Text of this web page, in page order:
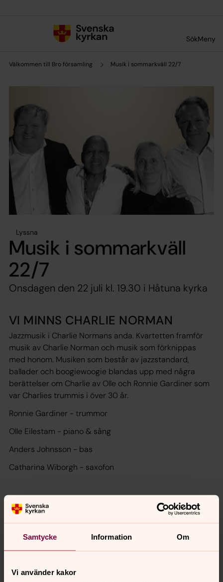
Samtycke Information Om
Vi använder kakor
SökMeny
Välkommen till Bro församling Musik i sommarkväll 22/7
Lyssna
Musik i sommarkväll
22/7
Onsdagen den 22 juli kl. 19.30 i Håtuna kyrka
VI MINNS CHARLIE NORMAN
Jazzmusik i Charlie Normans anda. Kvartetten framför
musik av Charlie Norman och musik som förknippas
med honom. Musiken som består av jazzstandard,
ballader och boogiewoogie blandas upp med några
berättelser om Charlie av Olle och Ronnie Gardiner som
var Charlies trummis i över 30 år.
Ronnie Gardiner - trummor
Olle Eilestam - piano & sång
Anders Johnsson - bas
Catharina Wiborgh - saxofon
FRI ENTRÉ
Senast ändrad 15 juni 2026
innehåll?